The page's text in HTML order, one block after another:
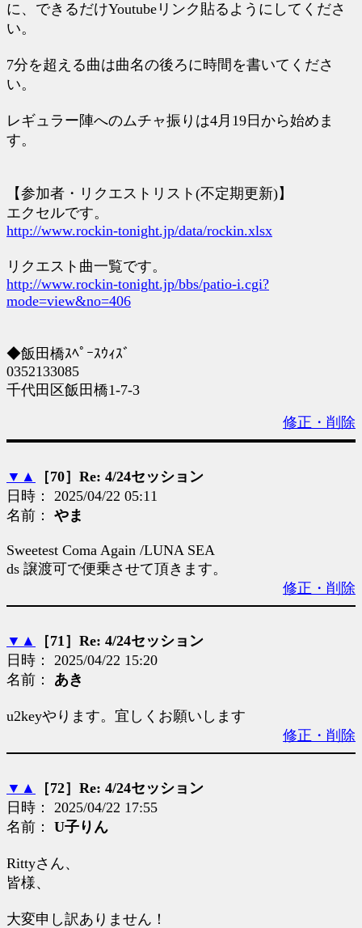
に、できるだけYoutubeリンク貼るようにしてくださ
い。
7分を超える曲は曲名の後ろに時間を書いてくださ
い。
レギュラー陣へのムチャ振りは4月19日から始めま
す。
【参加者・リクエストリスト(不定期更新)】
エクセルです。
http://www.rockin-tonight.jp/data/rockin.xlsx
リクエスト曲一覧です。
http://www.rockin-tonight.jp/bbs/patio-i.cgi?
mode=view&no=406
◆飯田橋ｽﾍﾟｰｽｳｨｽﾞ
0352133085
千代田区飯田橋1-7-3
修正・削除
▼ ▲
［70］Re: 4/24セッション
日時： 2025/04/22 05:11
名前： やま
Sweetest Coma Again /LUNA SEA
ds 譲渡可で便乗させて頂きます。
修正・削除
▼ ▲
［71］Re: 4/24セッション
日時： 2025/04/22 15:20
名前： あき
u2keyやります。宜しくお願いします
修正・削除
▼ ▲
［72］Re: 4/24セッション
日時： 2025/04/22 17:55
名前： U子りん
Rittyさん、
皆様、
大変申し訳ありません！